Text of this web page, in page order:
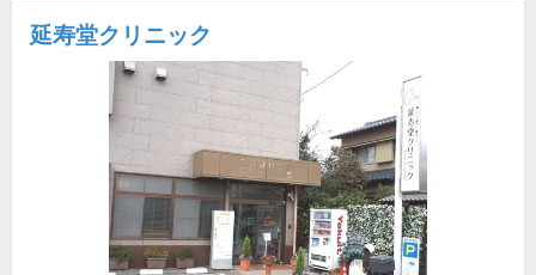
延寿堂クリニック